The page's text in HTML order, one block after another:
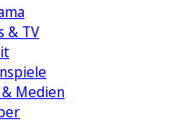
& TV
Medien